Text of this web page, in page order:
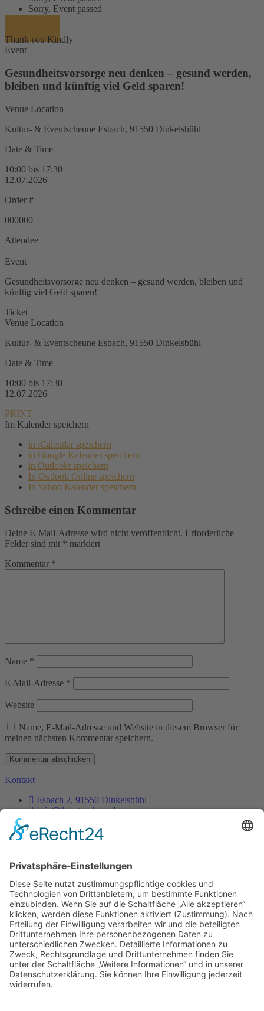
Sorry, Event passed
Thank you Kindly
Event
Gesundheitsvorsorge neu denken – gesund werden,
bleiben und künftig viel Geld sparen!
Venue Location
Kultur- & Eventscheune Esbach, 91550 Dinkelsbühl
Date & Time
10:00 bis 17:30
12.07.2026
Order #
000000
Attendee
Event
Gesundheitsvorsorge neu denken – gesund werden, bleiben und
künftig viel Geld sparen!
Ticket
Venue Location
Kultur- & Eventscheune Esbach, 91550 Dinkelsbühl
Date & Time
10:00 bis 17:30
12.07.2026
PRINT
Im Kalender speichern
in iCalendar speichern
in Google Kalender speichern
in Outlookt speichern
In Outlook Online speichern
In Yahoo Kalender speichern
Schreibe einen Kommentar
Deine E-Mail-Adresse wird nicht veröffentlicht. Erforderliche
Felder sind mit * markiert
Kommentar *
Name *
E-Mail-Adresse *
Website
Name, E-Mail-Adresse und Website in diesem Browser für
meinen nächsten Kommentar speichern.
Kontakt
Esbach 2, 91550 Dinkelsbühl
info@thorsten-hess.de
Unternehmen
Impressum
Datenschutz
Dienstleistungen
Kontakt
Es ist nie zu spät, sein eigener Phönix zu sein, aus der
Asche aufzusteigen um endlich wirklich zu leben.
- Thorsten Hess
Copyright © 2023 All rights reserved. Present by Thorsten Hess
Auf die Warteliste